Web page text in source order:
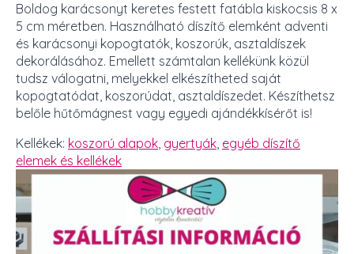
Boldog karácsonyt keretes festett fatábla kiskocsis 8 x
5 cm méretben. Használható díszítő elemként adventi
és karácsonyi kopogtatók, koszorúk, asztaldíszek
dekorálásához. Emellett számtalan kellékünk közül
tudsz válogatni, melyekkel elkészítheted saját
kopogtatódat, koszorúdat, asztaldíszedet. Készíthetsz
belőle hűtőmágnest vagy egyedi ajándékkísérőt is!
Kellékek: koszorú alapok, gyertyák, egyéb díszítő
elemek és kellékek